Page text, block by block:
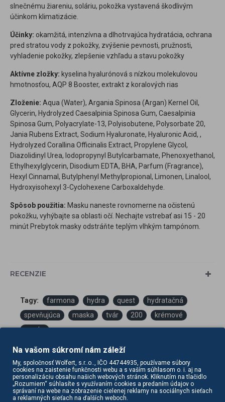
slnečnému žiareniu, soláriu, pokožka vystavená škodlivým
účinkom klimatizácie.
Účinky: okamžitá, intenzívna a dlhotrvajúca hydratácia, ochrana
pred stratou vody z pokožky, zvýšenie pevnosti, pružnosti,
vyhladenie pokožky, zlepšenie vzhľadu a stavu pokožky
Aktívne zložky: kyselina hyalurónová s nízkou molekulovou
hmotnosťou, AQP 8 Booster, extrakt z koralových rias
Zloženie: Aqua (Water), Argania Spinosa (Argan) Kernel Oil,
Glycerin, Hydrolyzed Caesalpinia Spinosa Gum, Caesalpinia
Spinosa Gum, Polyacrylate-13, Polyisobutene, Polysorbate 20,
Jania Rubens Extract, Sodium Hyaluronate, Hyaluronic Acid, ,
Hydrolyzed Corallina Officinalis Extract, Propylene Glycol,
Diazolidinyl Urea, Iodopropynyl Butylcarbamate, Phenoxyethanol,
Ethylhexylglycerin, Disodium EDTA, BHA, Parfum (Fragrance),
Hexyl Cinnamal, Butylphenyl Methylpropional, Limonen, Linalool,
Hydroxyisohexyl 3-Cyclohexene Carboxaldehyde.
Spôsob použitia: Masku naneste rovnomerne na očistenú
pokožku, vyhýbajte sa oblasti očí. Nechajte vstrebať asi 15 - 20
minút Prebytok masky odstráňte teplým vlhkým tampónom.
RECENZIE
Tagy: farmona hydra quest
hydratačná
spevňujúca
maska tvár 200
krémové
masky
Na vašom súkromí nám záleží
My, spoločnosť Wolfert, s.r..o.., IČO 44744935, používame súbory
cookies na zaistenie funkčnosti webu a s vaším súhlasom o. i. aj na
personalizáciu obsahu našich webových stránok. Kliknutím na tlačidlo
„Rozumiem“ súhlasíte s využívaním cookies a predaním údajov o
správaní na webe na zobrazenie cielenej reklamy na sociálnych sieťach
a reklamných sieťach na ďalších weboch.